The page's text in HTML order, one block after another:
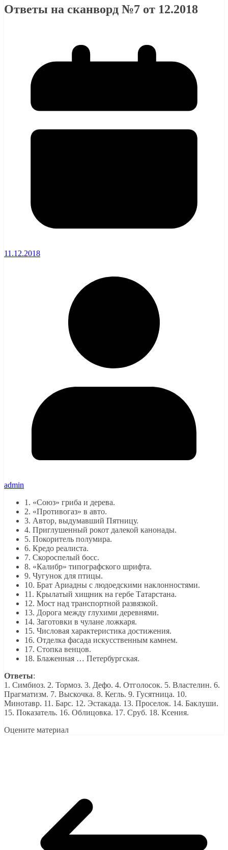
Ответы на сканворд №7 от 12.2018
11.12.2018
admin
1. «Союз» гриба и дерева.
2. «Противогаз» в авто.
3. Автор, выдумавший Пятницу.
4. Приглушенный рокот далекой канонады.
5. Покоритель полумира.
6. Кредо реалиста.
7. Скороспелый босс.
8. «Калибр» типографского шрифта.
9. Чугунок для птицы.
10. Брат Ариадны с людоедскими наклонностями.
11. Крылатый хищник на гербе Татарстана.
12. Мост над транспортной развязкой.
13. Дорога между глухими деревнями.
14. Заготовки в чулане ложкаря.
15. Числовая характеристика достижения.
16. Отделка фасада искусственным камнем.
17. Стопка венцов.
18. Блаженная … Петербургская.
Ответы:
1. Симбиоз. 2. Тормоз. 3. Дефо. 4. Отголосок. 5. Властелин. 6.
Прагматизм. 7. Выскочка. 8. Кегль. 9. Гусятница. 10.
Минотавр. 11. Барс. 12. Эстакада. 13. Проселок. 14. Баклуши.
15. Показатель. 16. Облицовка. 17. Сруб. 18. Ксения.
Оцените материал